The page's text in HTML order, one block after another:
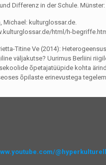
Differenz in der Schule. Münster:
Michael: kulturglossar.de.
html/h-
Titine Ve (2014):
väljakutse? Uurimus Berliini
õpetajatüüpide kohta
õpilaste erinevustega
@hyperkulturell